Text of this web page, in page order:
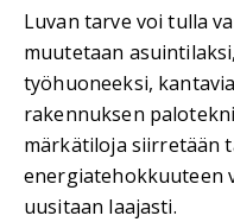
Luvan tarve voi tulla
muutetaan
työhuoneeksi,
rakennuksen
märkätiloja siirretään
energiatehokkuuteen
uusitaan laajasti.